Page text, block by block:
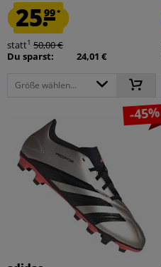
25.99*
statt1 50,00 €
Du sparst:
24,01 €
Größe wählen...
-45%